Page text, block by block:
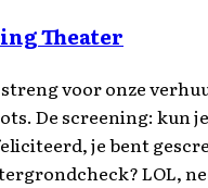
Theater
voor onze
De screening: kun
je bent
LOL,